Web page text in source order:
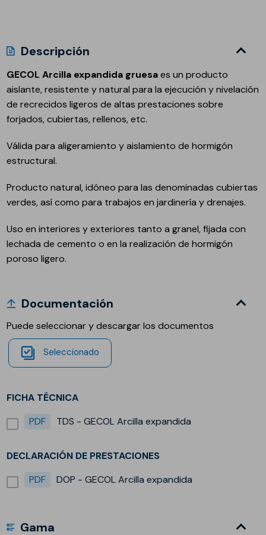
Descripción
GECOL Arcilla expandida gruesaes un producto
aislante, resistente y natural para la ejecución y nivelación
de recrecidos ligeros de altas prestaciones sobre
forjados, cubiertas, rellenos, etc.
Válida para aligeramiento y aislamiento de hormigón
estructural.
Producto natural, idóneo para las denominadas cubiertas
verdes, así como para trabajos en jardinería y drenajes.
Uso en interiores y exteriores tanto a granel, fijada con
lechada de cemento o en la realización de hormigón
poroso ligero.
Documentación
Puede seleccionar y descargar los documentos
Seleccionado
FICHA TÉCNICA
PDF
TDS - GECOL Arcilla expandida
DECLARACIÓN DE PRESTACIONES
PDF
DOP - GECOL Arcilla expandida
Gama